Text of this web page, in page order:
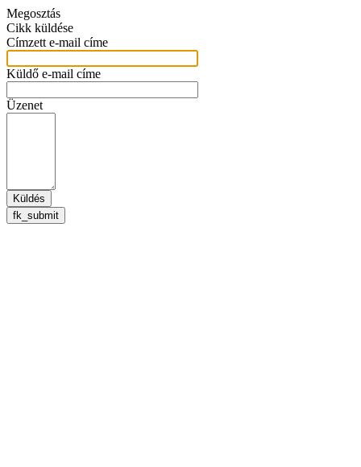
Megosztás
Cikk küldése
Címzett e-mail címe
Küldő e-mail címe
Üzenet